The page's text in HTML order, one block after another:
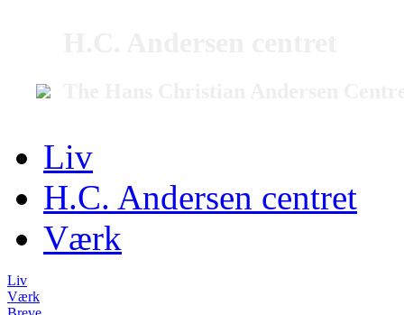
Liv
H.C. Andersen centret
Værk
Liv
Værk